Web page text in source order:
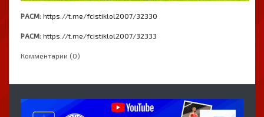
РАСМ: https://t.me/fcistiklol2007/32330
РАСМ: https://t.me/fcistiklol2007/32333
Комментарии (0)